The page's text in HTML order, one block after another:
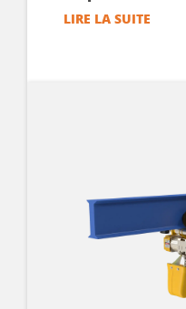
pour les ACV –
LIRE LA SUITE